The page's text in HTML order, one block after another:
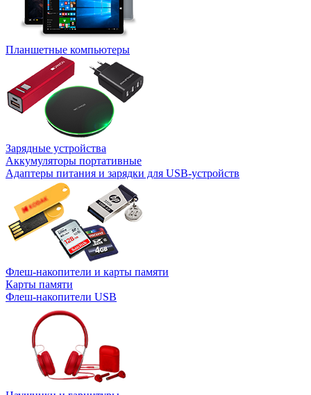
Планшетные компьютеры
Зарядные устройства
Аккумуляторы портативные
Адаптеры питания и зарядки для USB-устройств
Флеш-накопители и карты памяти
Карты памяти
Флеш-накопители USB